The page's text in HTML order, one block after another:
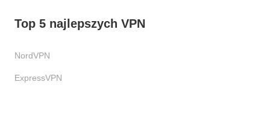
Top 5 najlepszych VPN
NordVPN
ExpressVPN